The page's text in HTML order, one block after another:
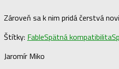
Zároveň sa k nim pridá čerstvá
Štítky: FableSpätná kompatibilita
Jaromír Miko